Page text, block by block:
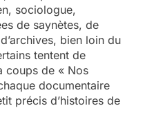
sociologue,
de saynètes, de
bien loin du
tentent de
coups de « Nos
documentaire
précis d’histoires de